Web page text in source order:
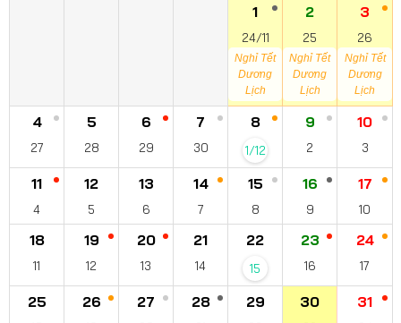
1
24/11
Nghỉ Tết
Dương
Lịch
2
25
Nghỉ Tết
Dương
Lịch
3
26
Nghỉ Tết
Dương
Lịch
4
27
5
28
6
29
7
30
8
1/12
9
2
10
3
11
4
12
5
13
6
14
7
15
8
16
9
17
10
18
11
19
12
20
13
21
14
22
15
23
16
24
17
25 26 27 28 29 30 31